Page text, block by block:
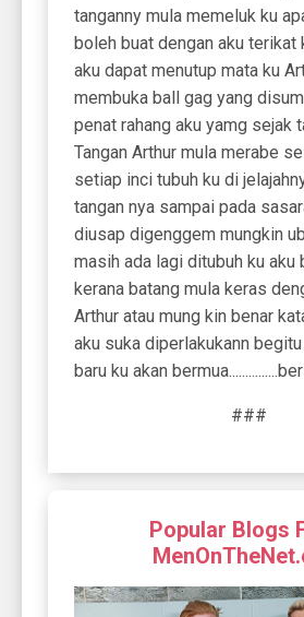
tanganny mula memeluk ku
boleh buat dengan aku terikat
aku dapat menutup mata ku
membuka ball gag yang
penat rahang aku yamg sejak
Tangan Arthur mula merabe
setiap inci tubuh ku di
tangan nya sampai pada
diusap digenggem mungkin
masih ada lagi ditubuh ku aku
kerana batang mula keras
Arthur atau mung kin benar
aku suka diperlakukann
baru ku akan
###
Popular Blogs